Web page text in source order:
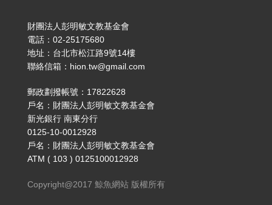
財團法人彭明敏文教基金會
電話：02-25175680
地址：台北市松江路9號14樓
聯絡信箱：hion.tw@gmail.com
郵政劃撥帳號：17822628
戶名：財團法人彭明敏文教基金會
新光銀行 南東分行
0125-10-0012928
戶名：財團法人彭明敏文教基金會
ATM ( 103 ) 0125100012928
Copyright@2017 鯨魚網站 版權所有